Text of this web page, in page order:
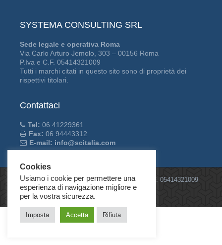
SYSTEMA CONSULTING SRL
Sede legale e operativa Roma
Via Carlo Arturo Jemolo, 303 – 00156 Roma
P.Iva e C.F. 05414321009
Tutti i marchi citati in questo sito sono di proprietà dei
rispettivi titolari.
Contattaci
Tel: 06 41229361
Fax: 06 94443312
E-mail: info@scitalia.com
©2026Systema Consulting Srl| P.IVA e C.F. 05414321009
Privacy Policy
Cookies
Usiamo i cookie per permettere una
esperienza di navigazione migliore e
per la vostra sicurezza.
Imposta Accetta Rifiuta